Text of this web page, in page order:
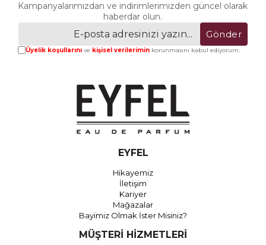
Kampanyalarımızdan ve indirimlerimizden güncel olarak
haberdar olun.
Gönder
Üyelik koşullarınıve kişisel verileriminkorunmasını kabul ediyorum.
EYFEL
Hikayemiz
İletişim
Kariyer
Mağazalar
Bayimiz Olmak İster Misiniz?
MÜŞTERİ HİZMETLERİ